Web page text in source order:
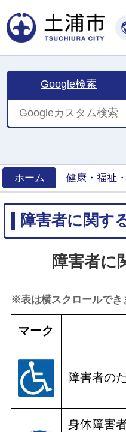
Google検索
ホーム
健康・福祉
障害者に関す
障害者に
※表は横スクロールでき
マーク
障害者の
身体障害